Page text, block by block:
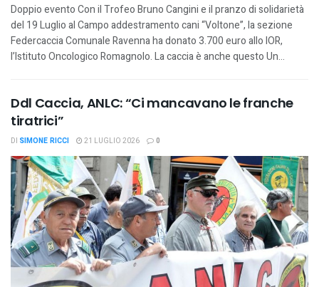
Doppio evento Con il Trofeo Bruno Cangini e il pranzo di solidarietà
del 19 Luglio al Campo addestramento cani “Voltone”, la sezione
Federcaccia Comunale Ravenna ha donato 3.700 euro allo IOR,
l’Istituto Oncologico Romagnolo. La caccia è anche questo Un...
Ddl Caccia, ANLC: “Ci mancavano le franche
tiratrici”
DI SIMONE RICCI 21 LUGLIO 2026 0